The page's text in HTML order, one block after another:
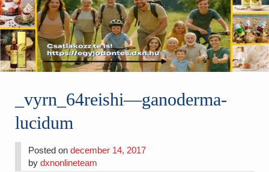
_vyrn_64reishi—ganoderma-
lucidum
Posted ondecember 14, 2017
bydxnonlineteam